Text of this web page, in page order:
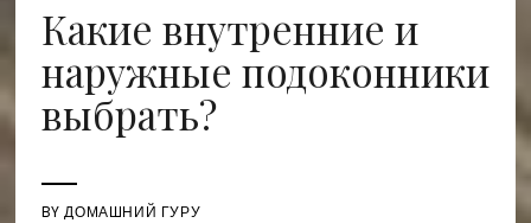
Какие внутренние и
наружные подоконники
выбрать?
BYДОМАШНИЙ ГУРУ